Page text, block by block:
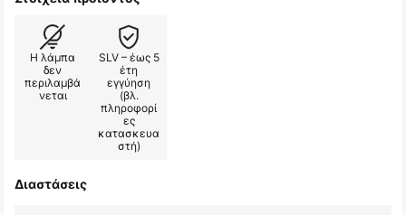
Η λάμπα
δεν
περιλαμβά
νεται
SLV – έως 5
έτη
εγγύηση
(βλ.
πληροφορί
ες
κατασκευα
στή)
Διαστάσεις